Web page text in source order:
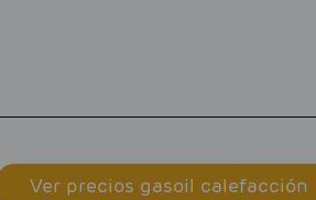
Ver precios gasoil calefacción